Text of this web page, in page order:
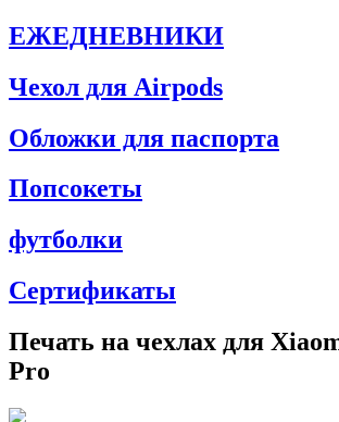
ЕЖЕДНЕВНИКИ
Чехол для Airpods
Обложки для паспорта
Попсокеты
футболки
Сертификаты
Печать на чехлах для
Pro